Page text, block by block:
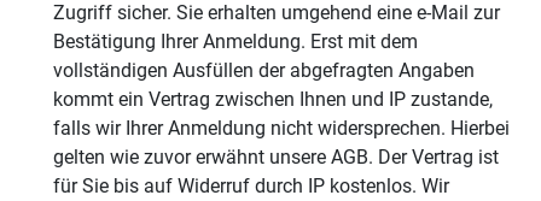
Zugriff sicher. Sie erhalten umgehend eine e-Mail zur
Bestätigung Ihrer Anmeldung. Erst mit dem
vollständigen Ausfüllen der abgefragten Angaben
kommt ein Vertrag zwischen Ihnen und IP zustande,
falls wir Ihrer Anmeldung nicht widersprechen. Hierbei
gelten wie zuvor erwähnt unsere AGB. Der Vertrag ist
für Sie bis auf Widerruf durch IP kostenlos. Wir